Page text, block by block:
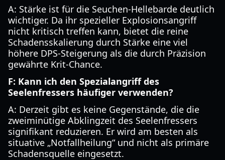
A: Stärke ist für die Seuchen-Hellebarde deutlich
wichtiger. Da ihr spezieller Explosionsangriff
nicht kritisch treffen kann, bietet die reine
Schadensskalierung durch Stärke eine viel
höhere DPS-Steigerung als die durch Präzision
gewährte Krit-Chance.
F: Kann ich den Spezialangriff des
Seelenfressers häufiger verwenden?
A: Derzeit gibt es keine Gegenstände, die die
zweiminütige Abklingzeit des Seelenfressers
signifikant reduzieren. Er wird am besten als
situative „Notfallheilung“ und nicht als primäre
Schadensquelle eingesetzt.